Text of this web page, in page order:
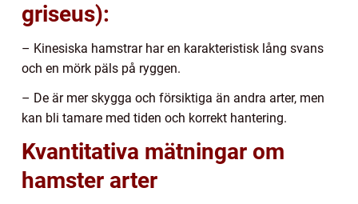
griseus):
– Kinesiska hamstrar har en karakteristisk lång svans
och en mörk päls på ryggen.
– De är mer skygga och försiktiga än andra arter, men
kan bli tamare med tiden och korrekt hantering.
Kvantitativa mätningar om
hamster arter